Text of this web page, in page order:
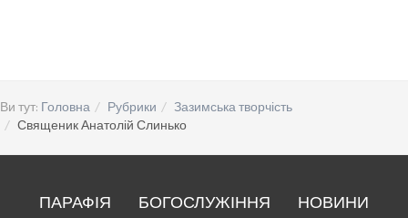
Ви тут: Головна Рубрики
Зазимська творчість
Священик Анатолій Слинько
ПАРАФІЯ БОГОСЛУЖІННЯ
НОВИНИ